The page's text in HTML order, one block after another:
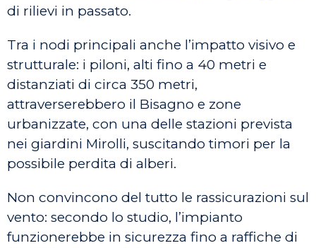
di rilievi in passato.
Tra i nodi principali anche l’impatto visivo e
strutturale: i piloni, alti fino a 40 metri e
distanziati di circa 350 metri,
attraverserebbero il Bisagno e zone
urbanizzate, con una delle stazioni prevista
nei giardini Mirolli, suscitando timori per la
possibile perdita di alberi.
Non convincono del tutto le rassicurazioni sul
vento: secondo lo studio, l’impianto
funzionerebbe in sicurezza fino a raffiche di